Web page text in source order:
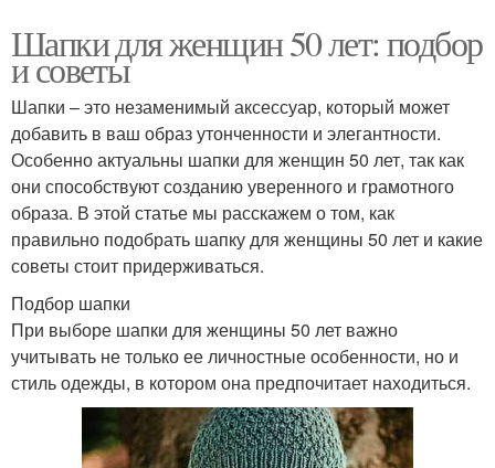
Шапки для женщин 50 лет: подбор
и советы
Шапки – это незаменимый аксессуар, который может
добавить в ваш образ утонченности и элегантности.
Особенно актуальны шапки для женщин 50 лет, так как
они способствуют созданию уверенного и грамотного
образа. В этой статье мы расскажем о том, как
правильно подобрать шапку для женщины 50 лет и какие
советы стоит придерживаться.
Подбор шапки
При выборе шапки для женщины 50 лет важно
учитывать не только ее личностные особенности, но и
стиль одежды, в котором она предпочитает находиться.